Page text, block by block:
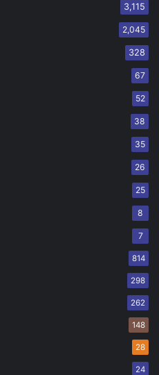
3,115
2,045
328
67
52
38
35
26
25
8
7
814
298
262
148
28
24